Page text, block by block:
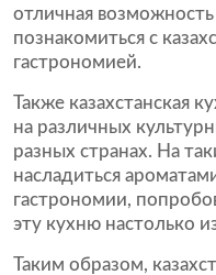
отличная
познакомиться с
гастрономией.
Также казахстанская
на различных
разных странах. На
насладиться
гастрономии,
эту кухню настолько
Таким образом,